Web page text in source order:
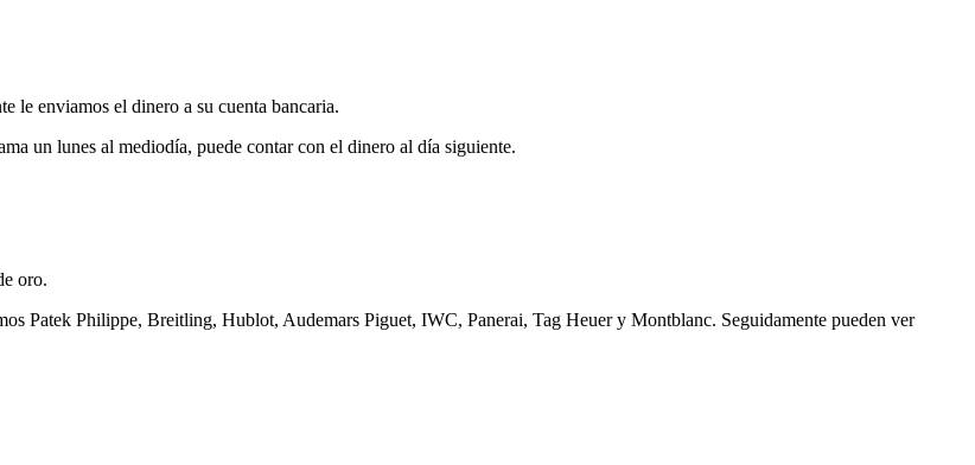
le enviamos el dinero a su cuenta bancaria.
un lunes al mediodía, puede contar con el dinero al día siguiente.
oro.
Patek Philippe, Breitling, Hublot, Audemars Piguet, IWC, Panerai, Tag Heuer y Montblanc. Seguidamente pueden ver